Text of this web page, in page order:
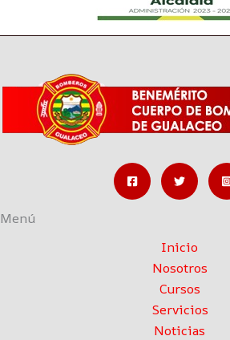
Menú
Inicio
Nosotros
Cursos
Servicios
Noticias